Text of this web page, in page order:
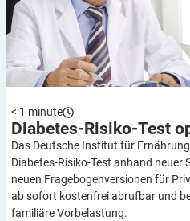
< 1 minute
Diabetes-Risiko-Test
Das Deutsche Institut für
Diabetes-Risiko-Test anhand neuer
neuen Fragebogenversionen für
ab sofort kostenfrei abrufbar und
familiäre Vorbelastung.